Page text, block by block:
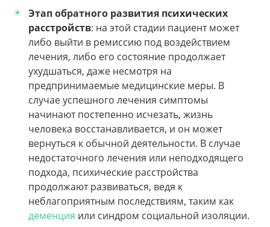
Этап обратного развития психических
расстройств: на этой стадии пациент может
либо выйти в ремиссию под воздействием
лечения, либо его состояние продолжает
ухудшаться, даже несмотря на
предпринимаемые медицинские меры. В
случае успешного лечения симптомы
начинают постепенно исчезать, жизнь
человека восстанавливается, и он может
вернуться к обычной деятельности. В случае
недостаточного лечения или неподходящего
подхода, психические расстройства
продолжают развиваться, ведя к
неблагоприятным последствиям, таким как
деменция или синдром социальной изоляции.